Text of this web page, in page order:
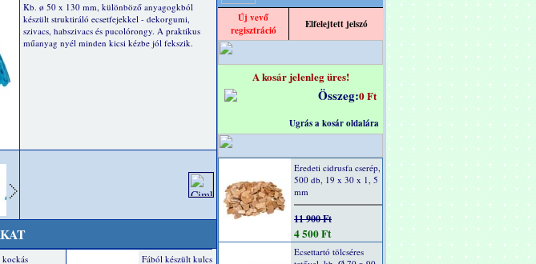
Kb. ø 50 x 130 mm, különböző anyagogkból
készült struktiráló ecsetfejekkel - dekorgumi,
szivacs, habszivacs és pucolórongy. A praktikus
műanyag nyél minden kicsi kézbe jól fekszik.
Új vevő
regisztráció
Elfelejtett jelszó
A kosár jelenleg üres!
Összeg:0 Ft
Ugrás a kosár oldalára
Eredeti cidrusfa cserép,
500 db, 19 x 30 x 1, 5
mm
11 900 Ft
4 500 Ft
Ecsettartó tölcséres